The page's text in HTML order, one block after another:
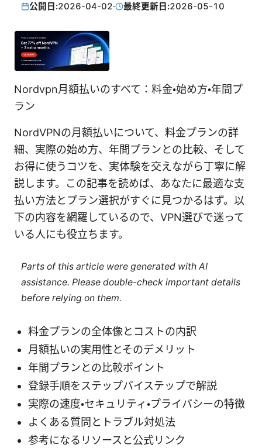
公開日:2026-04-02· 最終更新日:2026-05-10
Nordvpn月額払いのすべて：料金・始め方・年間プ
ラン
NordVPNの月額払いについて、料金プランの詳
細、実際の始め方、年間プランとの比較、そして
お得に使うコツを、実体験を交えながら丁寧に解
説します。この記事を読めば、あなたに最適な支
払い方法とプラン選択がすぐに見つかるはず。以
下の内容を網羅しているので、VPN選びで迷って
いる人にも役立ちます。
Parts of this article were generated with AI
assistance. Please double-check important details
before relying on them.
料金プランの全体像とコストの内訳
月額払いの実用性とそのデメリット
年間プランとの比較ポイント
登録手順をステップバイステップで解説
実際の速度・セキュリティ・プライバシーの特徴
よくある質問とトラブル対処法
参考になるリソースと公式リンク